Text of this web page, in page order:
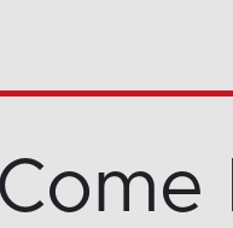
Come